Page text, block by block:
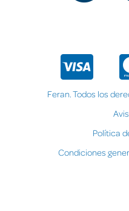
Feran. Todos los
Política
Condiciones